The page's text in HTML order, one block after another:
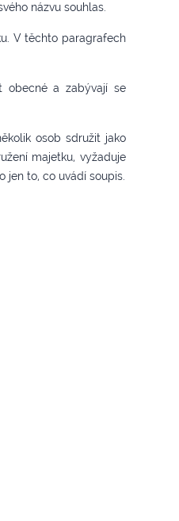
názvu souhlas.
V těchto paragrafech
obecné a zabývají se
osob sdružit jako
majetku, vyžaduje
jen to, co uvádí soupis.